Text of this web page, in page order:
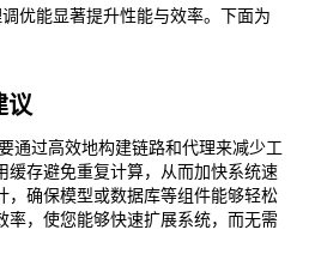
优能显著提升性能与效率。下面为
议
通过高效地构建链路和代理来减少工
缓存避免重复计算，从而加快系统速
，确保模型或数据库等组件能够轻松
率，使您能够快速扩展系统，而无需